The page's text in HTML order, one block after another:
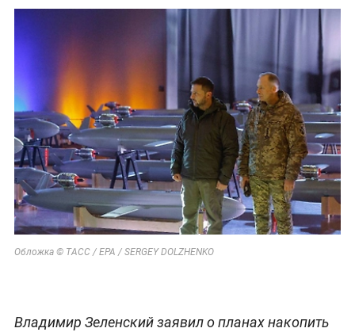
Обложка © ТАСС / ЕРА / SERGEY DOLZHENKO
Владимир Зеленский заявил о планах накопить